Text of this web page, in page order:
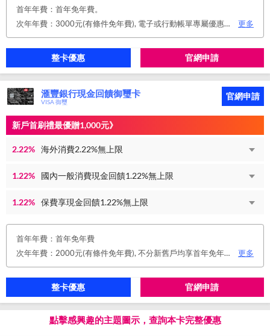
首年年費：首年免年費。
次年年費：3000元(有條件免年費), 電子或行動帳單專屬優惠： 申請信用卡電子或行動對帳單且取消實體帳單，於電子/行動帳單申請期間，正、附卡皆享免年費之優惠。 年度消費減免辦法： 第2年起，以收取年費當年前12個月累計消費滿NT$150,000或不限金額消費12次，即免收次年年費。 年費：正卡NT$3,000、附卡NT$1,500，附卡6張(含)以內免年費。
更多
整卡優惠 官網申請
滙豐銀行現金回饋御璽卡
VISA 御璽
官網申請
新戶首刷禮最優贈1,000元》
2.22% 海外消費2.22%無上限
1.22% 國內一般消費現金回饋1.22%無上限
1.22% 保費享現金回饋1.22%無上限
首年年費：首年免年費
次年年費：2000元(有條件免年費), 不分新舊戶均享首年免年費，第二年起符合以下條件享年費優惠辦法： 1.使用非紙本帳單(電子帳單或行動帳單)終身免年費。 2.前一年消費滿8 萬或 12 次享次年免年費。
更多
整卡優惠 官網申請
點擊感興趣的主題圖示，查詢本卡完整優惠